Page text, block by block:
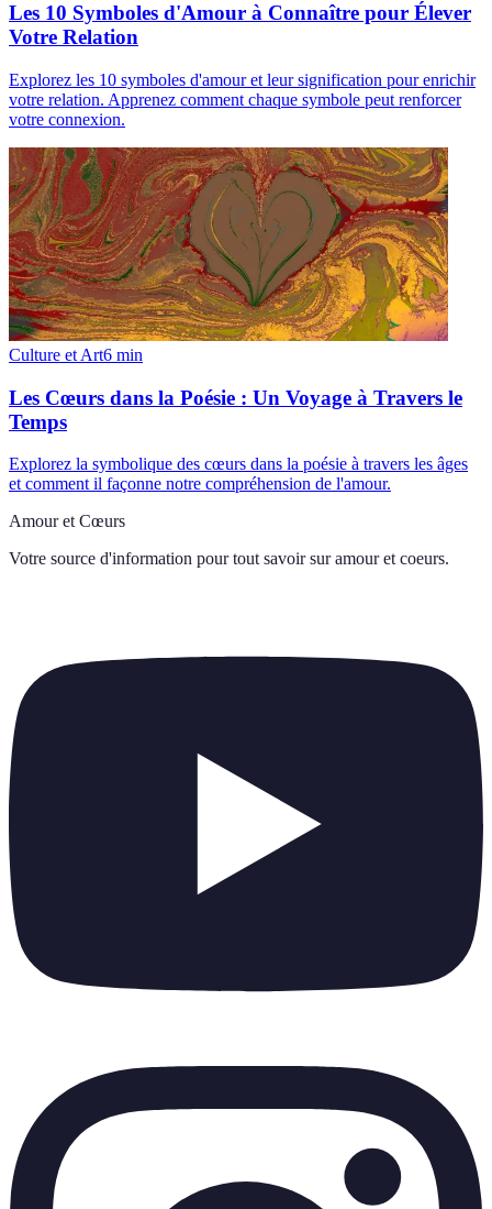
Les 10 Symboles d'Amour à Connaître pour Élever
Votre Relation
Explorez les 10 symboles d'amour et leur signification pour enrichir
votre relation. Apprenez comment chaque symbole peut renforcer
votre connexion.
Culture et Art6 min
Les Cœurs dans la Poésie : Un Voyage à Travers le
Temps
Explorez la symbolique des cœurs dans la poésie à travers les âges
et comment il façonne notre compréhension de l'amour.
Amour et Cœurs
Votre source d'information pour tout savoir sur amour et coeurs.